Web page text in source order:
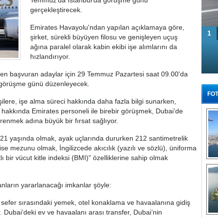
gerçekleştirecek.
Emirates Havayolu'ndan yapılan açıklamaya göre,
şirket, sürekli büyüyen filosu ve genişleyen uçuş
ağına paralel olarak kabin ekibi işe alımlarını da
hızlandırıyor.
başvuran adaylar için 29 Temmuz Pazartesi saat 09.00'da
günü düzenleyecek.
işe alma süreci hakkında daha fazla bilgi sunarken,
Emirates personeli ile birebir görüşmek, Dubai’de
adına büyük bir fırsat sağlıyor.
yaşında olmak, ayak uçlarında dururken 212 santimetrelik
mezunu olmak, İngilizcede akıcılık (yazılı ve sözlü), üniforma
bir vücut kitle indeksi (BMI)" özelliklerine sahip olmak
yararlanacağı imkanlar şöyle:
sırasındaki yemek, otel konaklama ve havaalanına gidiş
ev ve havaalanı arası transfer, Dubai’nin
1